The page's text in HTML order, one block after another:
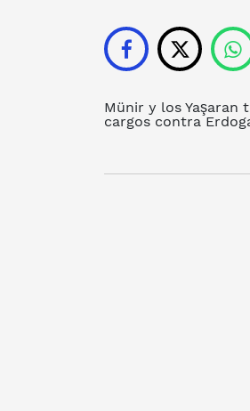
Münir y los Yaşaran
cargos contra